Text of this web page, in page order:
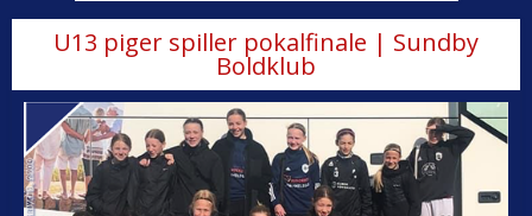
U13 piger spiller pokalfinale | Sundby
Boldklub